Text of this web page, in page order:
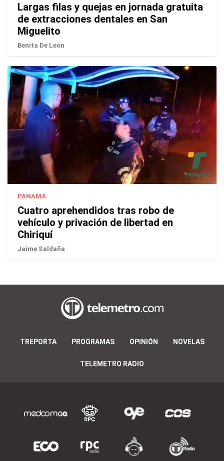
Largas filas y quejas en jornada gratuita
de extracciones dentales en San
Miguelito
Benita De León
PANAMÁ
Cuatro aprehendidos tras robo de
vehículo y privación de libertad en
Chiriquí
Jaime Saldaña
TREPORTA PROGRAMAS OPINIÓN NOVELAS
TELEMETRO RADIO